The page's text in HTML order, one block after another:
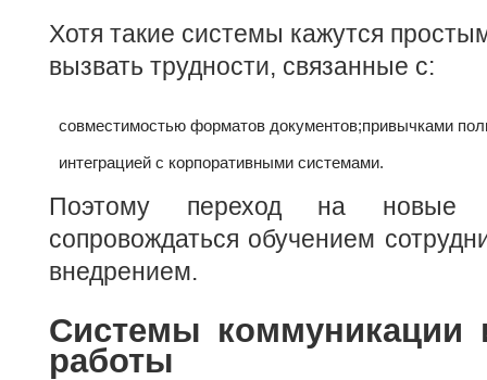
Хотя такие системы кажутся
вызвать трудности, связанные с:
совместимостью форматов документов;привычками
интеграцией с корпоративными системами.
Поэтому переход на новые
сопровождаться обучением
внедрением.
Системы коммуникации
работы